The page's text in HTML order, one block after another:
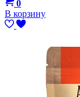
0
В корзину